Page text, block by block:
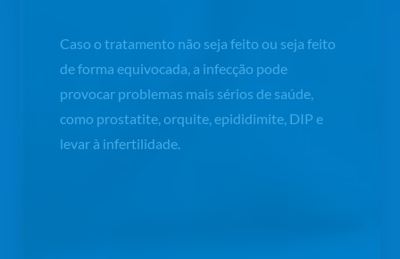
Caso o tratamento não seja feito ou seja feito
de forma equivocada, a infecção pode
provocar problemas mais sérios de saúde,
como prostatite, orquite, epididimite, DIP e
levar à infertilidade.